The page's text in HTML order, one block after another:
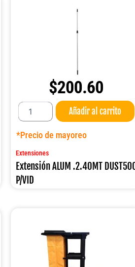
$200.60
Extensión
ALUM
.2.40MT
DUST5003
cantidad
Añadir al carrito
*Precio de mayoreo
Extensiones
Extensión ALUM .2.40MT
P/VID